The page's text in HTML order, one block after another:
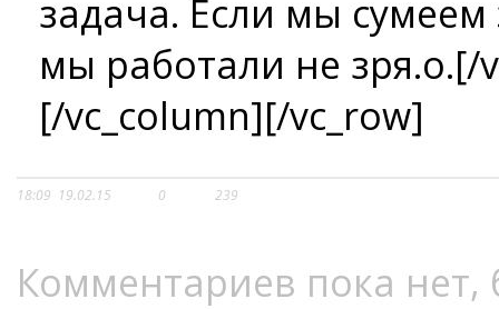
задача. Если мы сумеем
мы работали не зря.o.[/
[/vc_column][/vc_row]
18:09 19.02.15 0 239
Комментариев пока нет,